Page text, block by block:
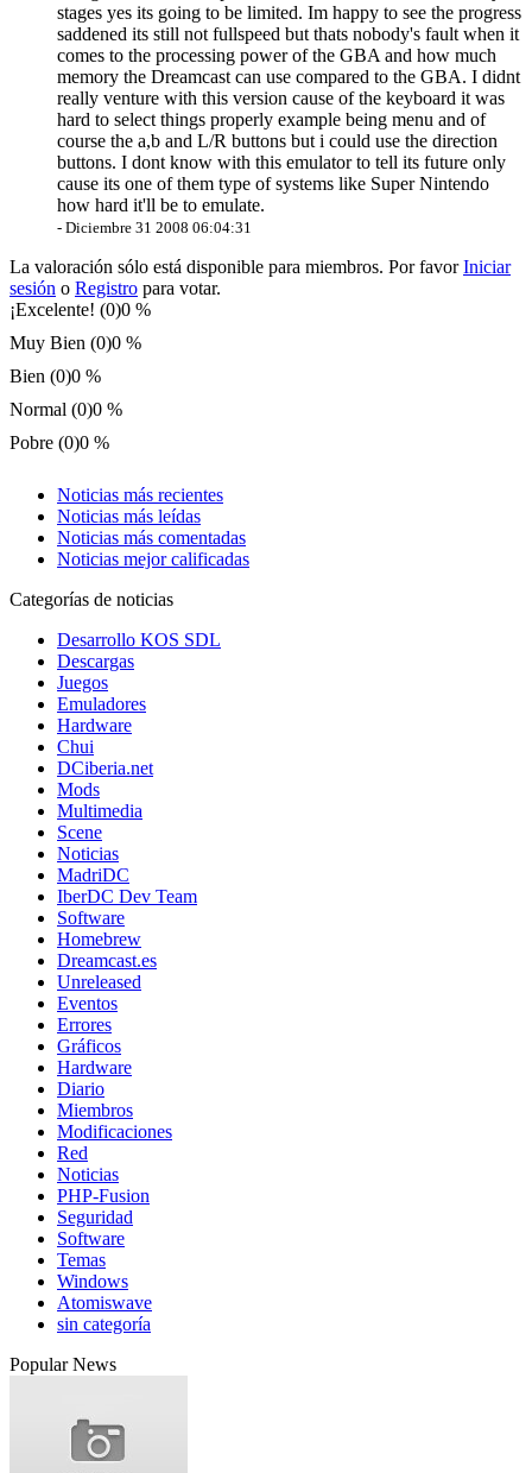
stages yes its going to be limited. Im happy to see the progress
saddened its still not fullspeed but thats nobody's fault when it
comes to the processing power of the GBA and how much
memory the Dreamcast can use compared to the GBA. I didnt
really venture with this version cause of the keyboard it was
hard to select things properly example being menu and of
course the a,b and L/R buttons but i could use the direction
buttons. I dont know with this emulator to tell its future only
cause its one of them type of systems like Super Nintendo
how hard it'll be to emulate.
- Diciembre 31 2008 06:04:31
La valoración sólo está disponible para miembros. Por favorIniciar
sesión o Registro para votar.
¡Excelente! (0)0 %
Muy Bien (0)0 %
Bien (0)0 %
Normal (0)0 %
Pobre (0)0 %
Noticias más recientes
Noticias más leídas
Noticias más comentadas
Noticias mejor calificadas
Categorías de noticias
Desarrollo KOS SDL
Descargas
Juegos
Emuladores
Hardware
Chui
DCiberia.net
Mods
Multimedia
Scene
Noticias
MadriDC
IberDC Dev Team
Software
Homebrew
Dreamcast.es
Unreleased
Eventos
Errores
Gráficos
Hardware
Diario
Miembros
Modificaciones
Red
Noticias
PHP-Fusion
Seguridad
Software
Temas
Windows
Atomiswave
sin categoría
Popular News